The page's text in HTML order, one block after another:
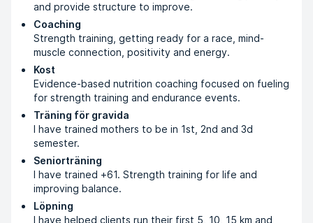
and provide structure to improve.
Coaching
Strength training, getting ready for a race, mind-
muscle connection, positivity and energy.
Kost
Evidence-based nutrition coaching focused on fueling
for strength training and endurance events.
Träning för gravida
I have trained mothers to be in 1st, 2nd and 3d
semester.
Seniorträning
I have trained +61. Strength training for life and
improving balance.
Löpning
I have helped clients run their first 5, 10, 15 km and